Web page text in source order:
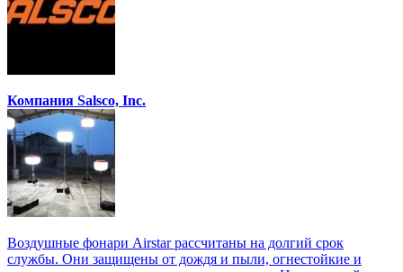
Компания Salsco, Inc.
Воздушные фонари Airstar рассчитаны на долгий срок
службы. Они защищены от дождя и пыли, огнестойкие и